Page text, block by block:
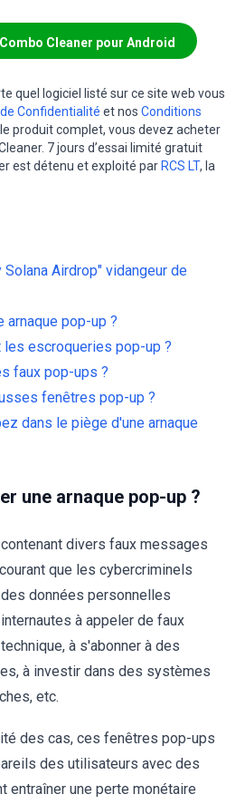
Combo Cleaner pour Android
quel logiciel listé sur ce site web vous
Confidentialité et nos Conditions
le produit complet, vous devez acheter
7 jours d’essai limité gratuit
est détenu et exploité par RCS LT, la
Airdrop" vidangeur de
arnaque pop-up ?
escroqueries pop-up ?
faux pop-ups ?
fenêtres pop-up ?
dans le piège d'une arnaque
une arnaque pop-up ?
divers faux messages
que les cybercriminels
données personnelles
à appeler de faux
à s'abonner à des
à investir dans des systèmes
etc.
des cas, ces fenêtres pop-ups
des utilisateurs avec des
entraîner une perte monétaire